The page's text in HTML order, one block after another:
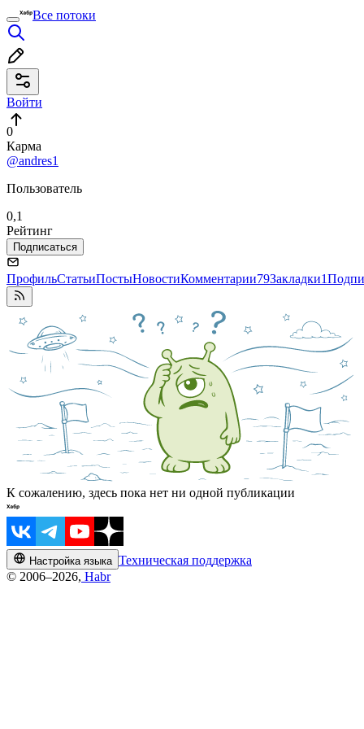
Все потоки
Войти
0
Карма
@andres1
Пользователь
0,1
Рейтинг
Подписаться
ПрофильСтатьиПостыНовостиКомментарии79Закладки1
К сожалению, здесь пока нет ни одной публикации
Настройка языка Техническая поддержка
© 2006–2026, Habr